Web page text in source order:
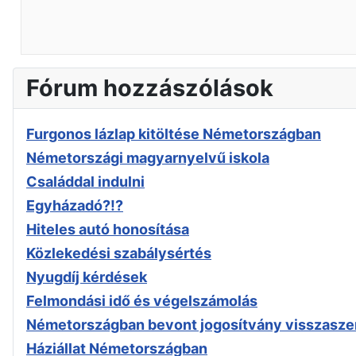
Fórum hozzászólások
Furgonos lázlap kitöltése Németországban
Németországi magyarnyelvű iskola
Családdal indulni
Egyházadó?!?
Hiteles autó honosítása
Közlekedési szabálysértés
Nyugdíj kérdések
Felmondási idő és végelszámolás
Németországban bevont jogosítvány
Háziállat Németországban